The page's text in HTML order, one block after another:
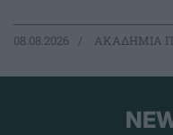
08.08.2026 ΑΚΑΔΗΜΙΑ